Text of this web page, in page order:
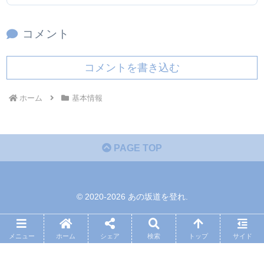
コメント
コメントを書き込む
ホーム 基本情報
PAGE TOP
© 2020-2026 あの坂道を登れ.
メニュー ホーム シェア 検索 トップ サイド